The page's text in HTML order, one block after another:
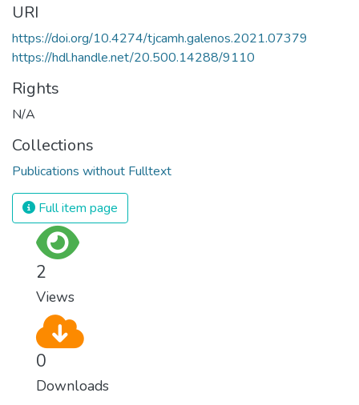
URI
https://doi.org/10.4274/tjcamh.galenos.2021.07379
https://hdl.handle.net/20.500.14288/9110
Rights
N/A
Collections
Publications without Fulltext
Full item page
2
Views
0
Downloads